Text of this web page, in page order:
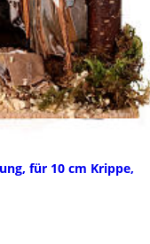
für 10 cm Krippe,